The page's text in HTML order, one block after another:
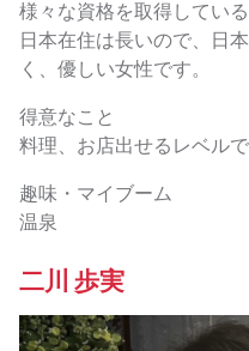
様々な資格を取得している
日本在住は長いので、日
く、優しい女性です。
得意なこと
料理、お店出せるレベルで
趣味・マイブーム
温泉
二川 歩実